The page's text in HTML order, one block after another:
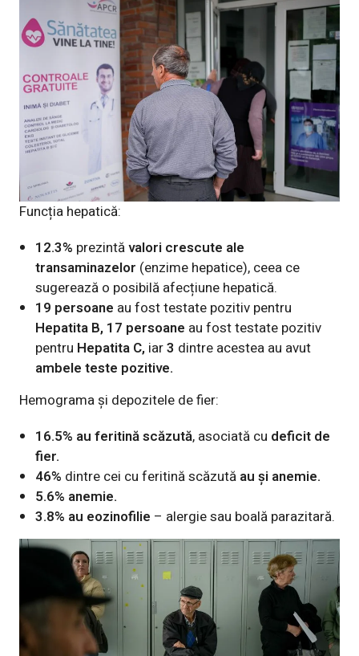
Funcția hepatică:
12.3% prezintăvalori crescute ale
transaminazelor (enzime hepatice), ceea ce
sugerează o posibilă afecțiune hepatică.
19 persoane au fost testate pozitiv pentru
Hepatita B, 17 persoane au fost testate pozitiv
pentru Hepatita C, iar3 dintre acestea au avut
ambele teste pozitive.
Hemograma și depozitele de fier:
16.5% au feritină scăzută, asociată cu deficit de
fier.
46% dintre cei cu feritină scăzută au și anemie.
5.6% anemie.
3.8% au eozinofilie – alergie sau boală parazitară.